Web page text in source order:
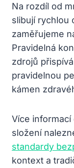
Na rozdíl od
slibují rychlou
zaměřujeme
Pravidelná
zdrojů
pravidelnou
kámen
Více
složení
standardy
kontext a